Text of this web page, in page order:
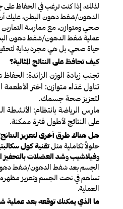
لذلك، إذا كنت ترغب في الحفاظ
الدهون/شفط دهون البطن، عليك
صحي ومتوازن، مع ممارسة التمارين
عملية شفط الدهون/شفط دهون
حياة صحي، بل هي مجرد بداية
كيف تحافظ على النتائج المثالية؟
تجنب زيادة الوزن الزائدة: الحفاظ
تناول غذاء متوازن: اختر الأطعمة
لتعزيز صحة جسمك.
مارس الرياضة بانتظام: الأنشطة
على النتائج لأطول فترة ممكنة.
هل هناك طرق أخرى لتعزيز
حلولاً تكاملية مثلتقنية كول
وفيلاشيبوشد العضلات بالتحفيز
الجسم بعد شفط الدهون/شفط
تساهم في نحت الجسم وتعزيز مظهره
العملية.
ما الذي يمكنك توقعه بعد